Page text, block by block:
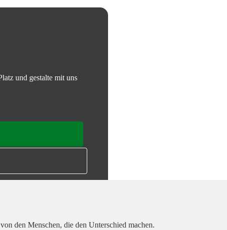
und gestalte mit uns
den Menschen, die den Unterschied machen.